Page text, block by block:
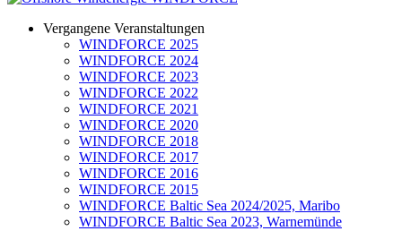
Vergangene Veranstaltungen
WINDFORCE 2025
WINDFORCE 2024
WINDFORCE 2023
WINDFORCE 2022
WINDFORCE 2021
WINDFORCE 2020
WINDFORCE 2018
WINDFORCE 2017
WINDFORCE 2016
WINDFORCE 2015
WINDFORCE Baltic Sea 2024/2025, Maribo
WINDFORCE Baltic Sea 2023, Warnemünde